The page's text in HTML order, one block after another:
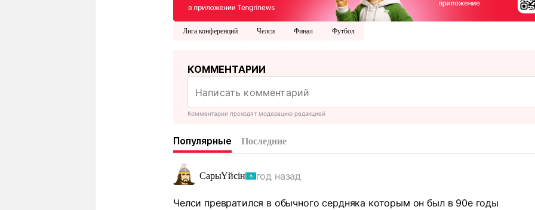
Лига конференций Челси Финал Футбол
КОММЕНТАРИИ
Комментарии проходят модерацию редакцией
Популярные Последние
СарыҮйсін год назад
Челси превратился в обычного сердняка которым он был в 90е годы